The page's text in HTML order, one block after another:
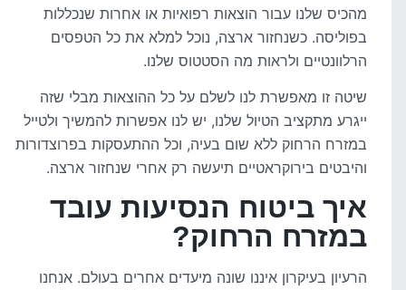
מהכיס שלנו עבור הוצאות רפואיות או אחרות שנכללות
בפוליסה. כשנחזור ארצה, נוכל למלא את כל הטפסים
הרלוונטיים ולראות מה הסטטוס שלנו.
שיטה זו מאפשרת לנו לשלם על כל ההוצאות מבלי שזה
ייגרע מתקציב הטיול שלנו, יש לנו אפשרות להמשיך ולטייל
במזרח הרחוק ללא שום בעיה, וכל ההתעסקות בפרוצדורות
והיבטים בירוקראטיים תיעשה רק אחרי שנחזור ארצה.
איך ביטוח הנסיעות עובד
במזרח הרחוק?
הרעיון בעיקרון איננו שונה מיעדים אחרים בעולם. אנחנו